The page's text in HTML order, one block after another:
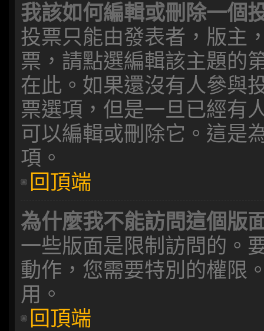
我該如何編輯或刪除一個
投票只能由發表者，版主
票，請點選編輯該主題的
在此。如果還沒有人參與
票選項，但是一旦已經有
可以編輯或刪除它。這是
項。
回頂端
為什麼我不能訪問這個版
一些版面是限制訪問的。
動作，您需要特別的權限
用。
回頂端